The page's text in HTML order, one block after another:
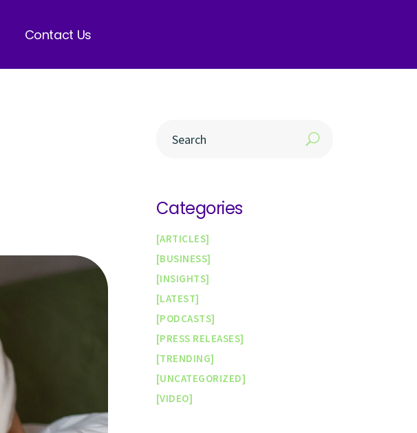
Contact Us
Categories
ARTICLES
BUSINESS
INSIGHTS
LATEST
PODCASTS
PRESS RELEASES
TRENDING
UNCATEGORIZED
VIDEO